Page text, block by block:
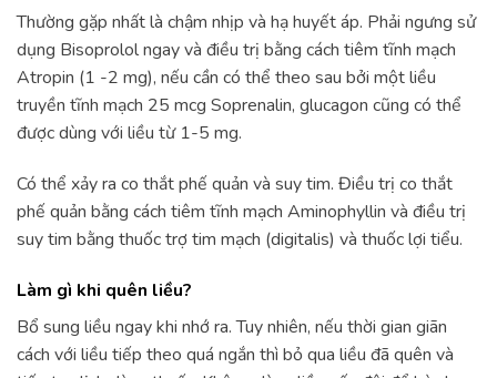
Thường gặp nhất là chậm nhịp và hạ huyết áp. Phải ngưng sử
dụng Bisoprolol ngay và điều trị bằng cách tiêm tĩnh mạch
Atropin (1 -2 mg), nếu cần có thể theo sau bởi một liều
truyền tĩnh mạch 25 mcg Soprenalin, glucagon cũng có thể
được dùng với liều từ 1-5 mg.
Có thể xảy ra co thắt phế quản và suy tim. Điều trị co thắt
phế quản bằng cách tiêm tĩnh mạch Aminophyllin và điều trị
suy tim bằng thuốc trợ tim mạch (digitalis) và thuốc lợi tiểu.
Làm gì khi quên liều?
Bổ sung liều ngay khi nhớ ra. Tuy nhiên, nếu thời gian giãn
cách với liều tiếp theo quá ngắn thì bỏ qua liều đã quên và